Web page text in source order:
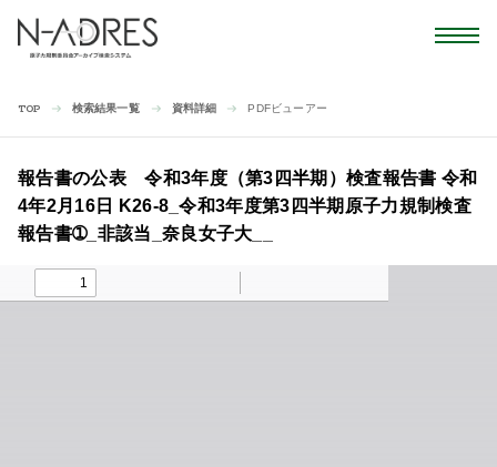
TOP 検索結果一覧 資料詳細 PDFビューアー
報告書の公表 令和3年度（第3四半期）検査報告書 令和
4年2月16日 K26-8_令和3年度第3四半期原子力規制検査
報告書➀_非該当_奈良女子大__